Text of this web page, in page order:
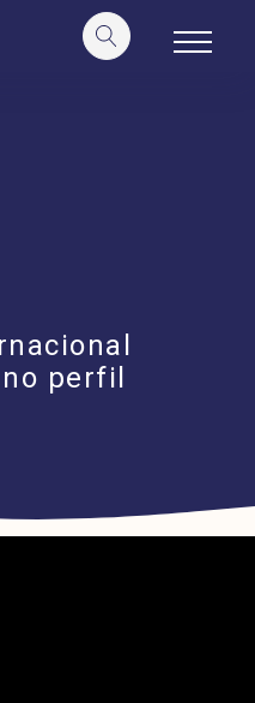
perfil